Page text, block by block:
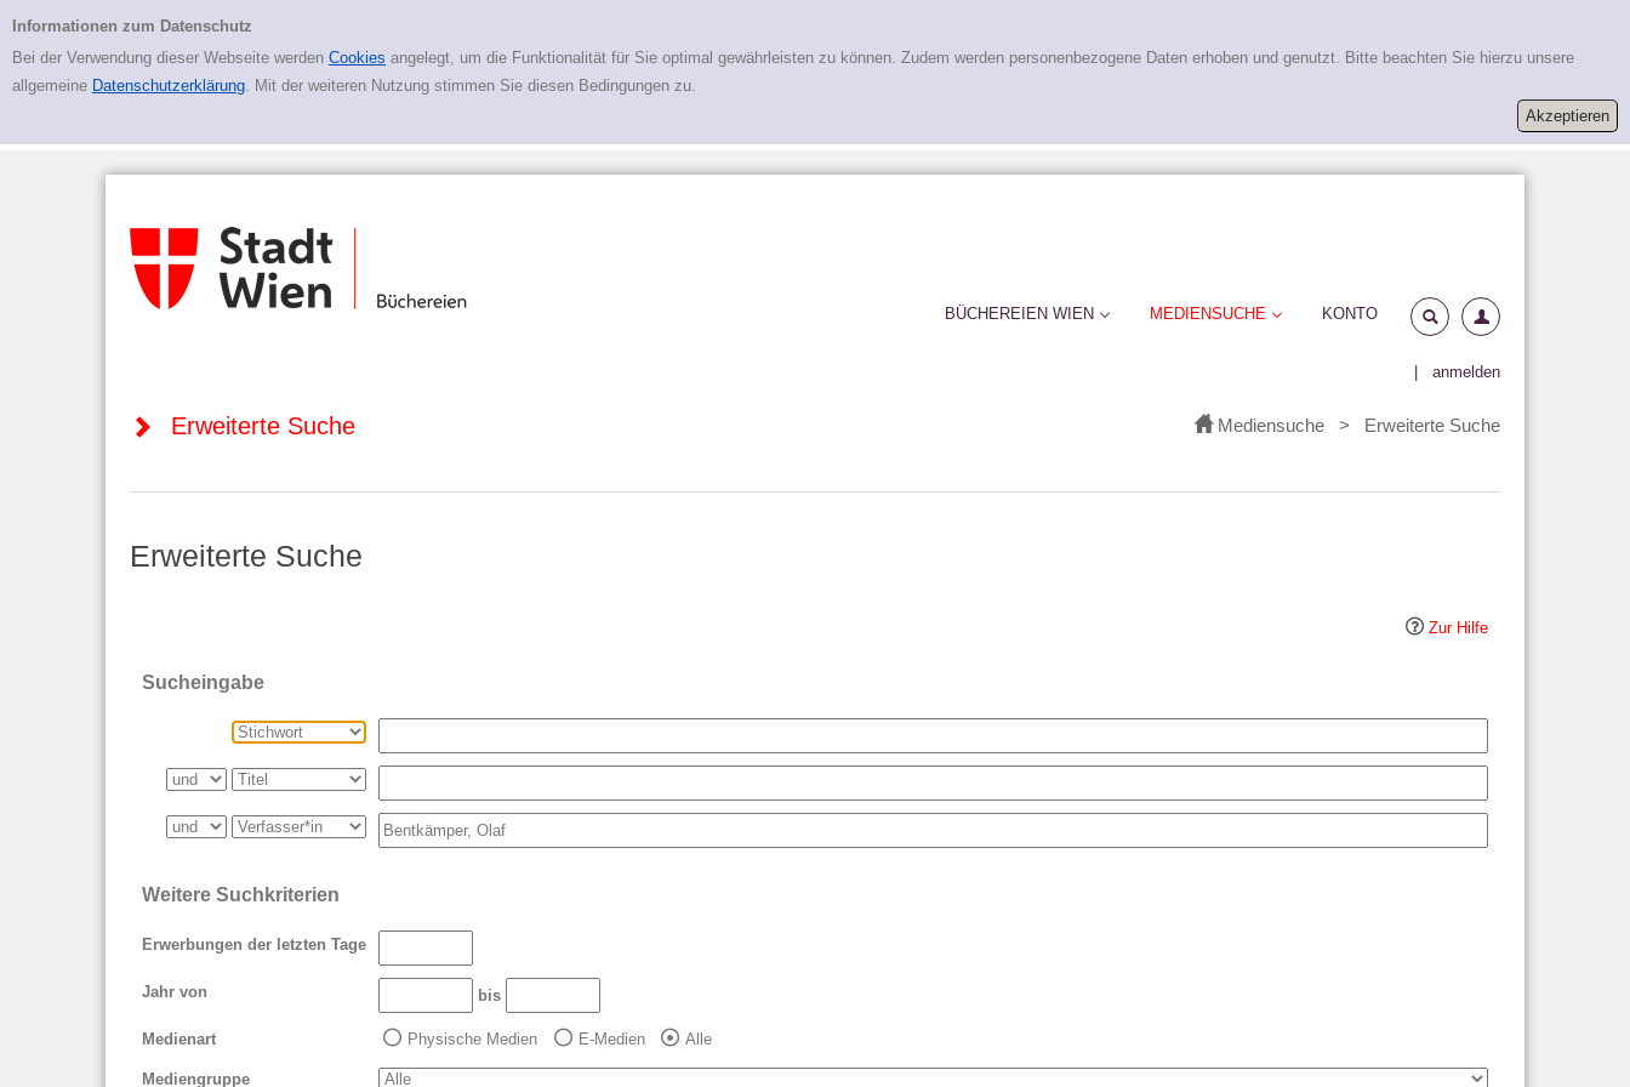
Erweiterte Suche
Informationen zum Datenschutz
Bei der Verwendung dieser Webseite werden Cookies angelegt, um die Funktionalität für Sie optimal gewährleisten zu können. Zudem werden personenbezogene Daten erhoben und genutzt. Bitte beachten Sie hierzu unsere
allgemeine Datenschutzerklärung. Mit der weiteren Nutzung stimmen Sie diesen Bedingungen zu.
anmelden
BÜCHEREIEN WIEN MEDIENSUCHE KONTO
Erweiterte Suche Mediensuche > Erweiterte Suche
Erweiterte Suche
Zur Hilfe
Sucheingabe
Weitere Suchkriterien
Erwerbungen der letzten Tage
Jahr von bis
Medienart Physische Medien E-Medien Alle
Mediengruppe